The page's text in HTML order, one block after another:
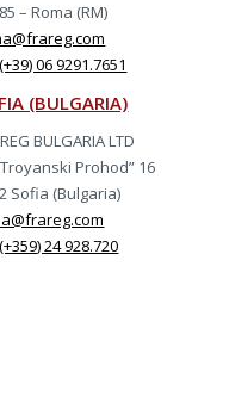
– Roma (RM)
(+39) 06 9291.7651
(BULGARIA)
BULGARIA LTD
Prohod” 16
Sofia (Bulgaria)
(+359) 24 928.720